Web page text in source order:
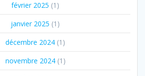
février 2025 (1)
janvier 2025 (1)
décembre 2024 (1)
novembre 2024(1)